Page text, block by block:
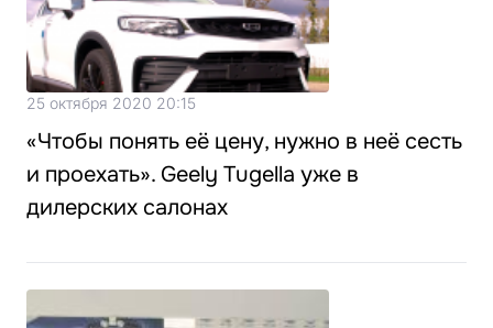
25 октября 2020 20:15
«Чтобы понять её цену, нужно в неё сесть
и проехать». Geely Tugella уже в
дилерских салонах